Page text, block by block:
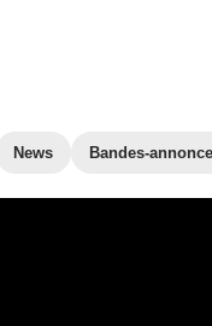
News Bandes-